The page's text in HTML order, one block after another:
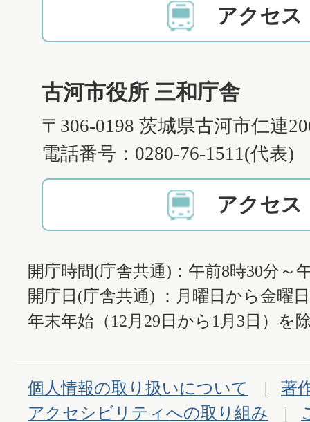
アクセス
古河市役所 三和庁舎
〒306-0198 茨城県古河市仁連
電話番号：0280-76-1511(代表)
アクセス
開庁時間(庁舎共通)：午前8時30分～
開庁日(庁舎共通) ：月曜日から金曜
年末年始（12月29日から1月3日）を
個人情報の取り扱いについて
著
アクセシビリティへの取り組み